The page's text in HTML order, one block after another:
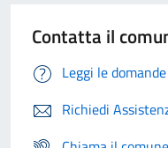
Contatta il
Leggi le
Richiedi